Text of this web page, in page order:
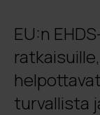
EU:n
turvallista